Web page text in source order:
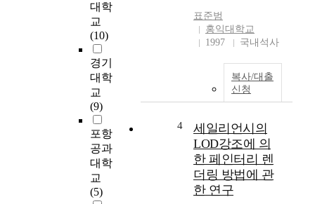
대학
교
(10)
경기
대학
교
(9)
포항
공과
대학
교
(5)
얼
표준범
홍익대학교
1997
국내석사
복사/대출
신청
4
세일리언시의
LOD강조에 의
한 페인터리 렌
더링 방법에 관
한 연구